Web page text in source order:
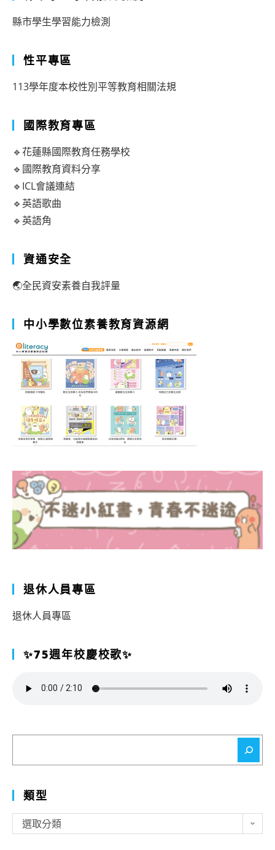
縣市學生學習能力檢測
性平專區
113學年度本校性別平等教育相關法規
國際教育專區
🔹花蓮縣國際教育任務學校
🔹國際教育資料分享
🔹ICL會議連結
🔹英語歌曲
🔹英語角
資通安全
🌏全民資安素養自我評量
中小學數位素養教育資源網
退休人員專區
退休人員專區
✨75週年校慶校歌✨
類型
型
選取分類